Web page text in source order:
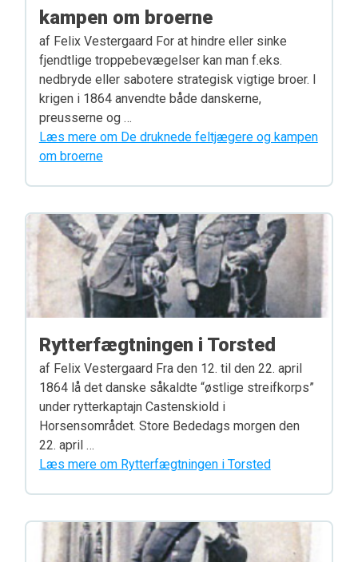
kampen om broerne
af Felix Vestergaard For at hindre eller sinke
fjendtlige troppebevægelser kan man f.eks.
nedbryde eller sabotere strategisk vigtige broer. I
krigen i 1864 anvendte både danskerne,
preusserne og …
Læs mere om De druknede feltjægere og kampen
om broerne
Rytterfægtningen i Torsted
af Felix Vestergaard Fra den 12. til den 22. april
1864 lå det danske såkaldte “østlige streifkorps”
under rytterkaptajn Castenskiold i
Horsensområdet. Store Bededags morgen den
22. april …
Læs mere om Rytterfægtningen i Torsted